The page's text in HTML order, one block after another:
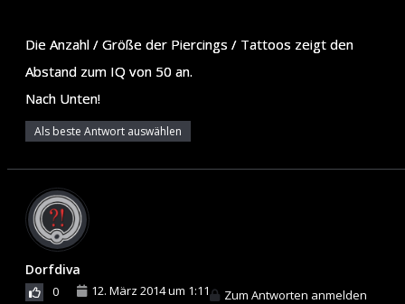
Die Anzahl / Größe der Piercings / Tattoos zeigt den
Abstand zum IQ von 50 an.
Nach Unten!
Als beste Antwort auswählen
Dorfdiva
0 12. März 2014 um 1:11 Zum Antworten anmelden